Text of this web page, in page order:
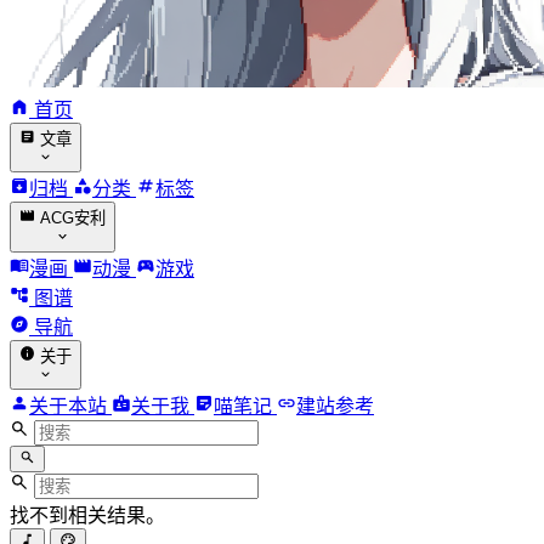
首页
文章
归档 分类 标签
ACG安利
漫画 动漫
游戏
图谱
导航
关于
关于本站 关于我 喵笔记 建站参考
找不到相关结果。